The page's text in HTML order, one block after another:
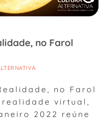
no Farol
no Farol
realidade virtual,
2022 reúne